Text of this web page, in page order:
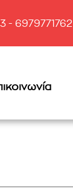
- 6979771762